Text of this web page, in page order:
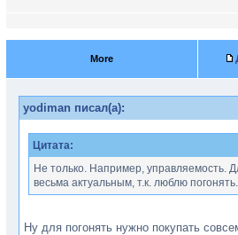
More
yodiman писал(а):
Цитата:
Не только. Например, управляемость.
весьма актуальным, т.к. люблю погонять.
Ну для погонять нужно покупать